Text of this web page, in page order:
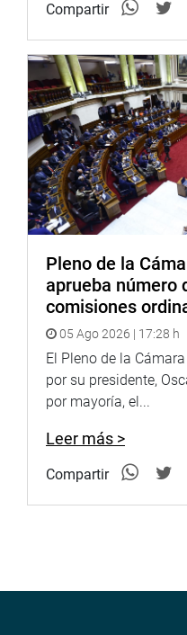
Compartir
Pleno de la
aprueba número
comisiones
05 Ago 2026 | 17:28 h
El Pleno de la
por su presidente,
por mayoría, el...
Leer más >
Compartir